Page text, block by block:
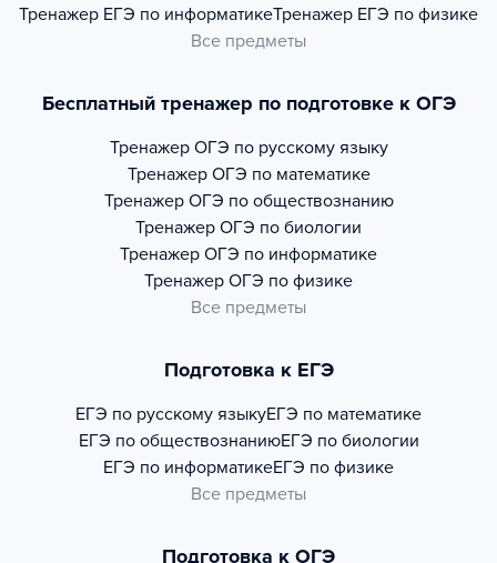
Тренажер ЕГЭ по информатикеТренажер ЕГЭ по физике
Все предметы
Бесплатный тренажер по подготовке к ОГЭ
Тренажер ОГЭ по русскому языку
Тренажер ОГЭ по математике
Тренажер ОГЭ по обществознанию
Тренажер ОГЭ по биологии
Тренажер ОГЭ по информатике
Тренажер ОГЭ по физике
Все предметы
Подготовка к ЕГЭ
ЕГЭ по русскому языкуЕГЭ по математике
ЕГЭ по обществознаниюЕГЭ по биологии
ЕГЭ по информатикеЕГЭ по физике
Все предметы
Подготовка к ОГЭ